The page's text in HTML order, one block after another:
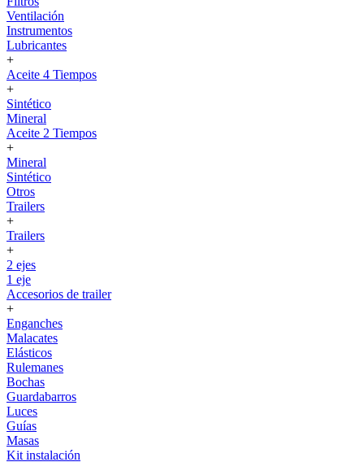
Ventilación
Instrumentos
Lubricantes
+
Aceite 4 Tiempos
+
Sintético
Mineral
Aceite 2 Tiempos
+
Mineral
Sintético
Otros
Trailers
+
Trailers
+
2 ejes
1 eje
Accesorios de trailer
+
Enganches
Malacates
Elásticos
Rulemanes
Bochas
Guardabarros
Luces
Guías
Masas
Kit instalación